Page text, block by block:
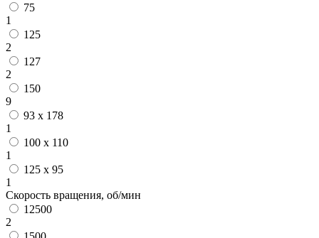
75
1
125
2
127
2
150
9
93 х 178
1
100 х 110
1
125 х 95
1
Скорость вращения, об/мин
12500
2